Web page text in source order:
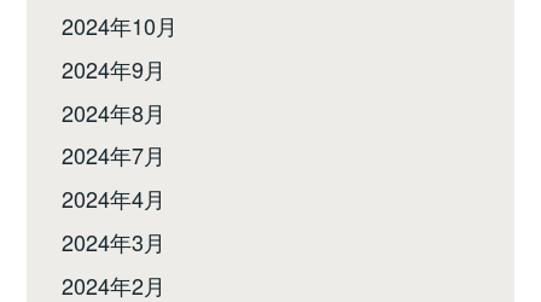
2024年10月
2024年9月
2024年8月
2024年7月
2024年4月
2024年3月
2024年2月